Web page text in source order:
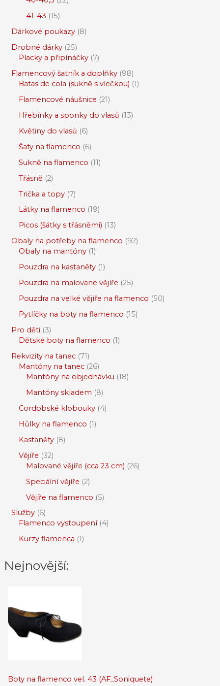
41-43 15
Dárkové poukazy 8
Drobné dárky 25
Placky a připínáčky 7
Flamencový šatník a doplňky 98
Batas de cola (sukně s vlečkou) 1
Flamencové náušnice 21
Hřebínky a sponky do vlasů 13
Květiny do vlasů 6
Šaty na flamenco 6
Sukně na flamenco 11
Třásně 2
Trička a topy 7
Látky na flamenco 19
Picos (šátky s třásněmi) 13
Obaly na potřeby na flamenco 92
Obaly na mantóny 1
Pouzdra na kastaněty 1
Pouzdra na malované vějíře 25
Pouzdra na velké vějíře na flamenco 50
Pytlíčky na boty na flamenco 15
Pro děti 3
Dětské boty na flamenco 1
Rekvizity na tanec 71
Mantóny na tanec 26
Mantóny na objednávku 18
Mantóny skladem 8
Cordobské klobouky 4
Hůlky na flamenco 1
Kastaněty 8
Vějíře 32
Malované vějíře (cca 23 cm) 26
Speciální vějíře 2
Vějíře na flamenco 5
Služby 6
Flamenco vystoupení 4
Kurzy flamenca 1
Nejnovější:
Boty na flamenco vel. 43 (AF_Soniquete)